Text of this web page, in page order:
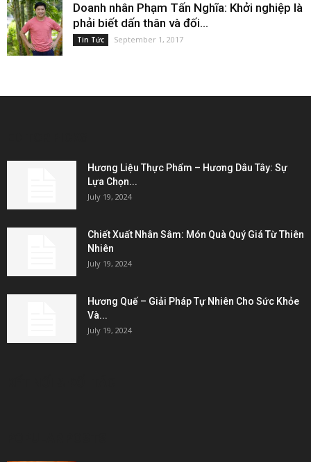
Doanh nhân Phạm Tấn Nghĩa: Khởi nghiệp là
phải biết dấn thân và đối...
Tin Tức September 1, 2017
Hương Liệu Thực Phẩm – Hương Dâu Tây: Sự
Lựa Chọn...
July 19, 2024
Chiết Xuất Nhân Sâm: Món Quà Quý Giá Từ Thiên
Nhiên
July 19, 2024
Hương Quế – Giải Pháp Tự Nhiên Cho Sức Khỏe
Và...
July 19, 2024